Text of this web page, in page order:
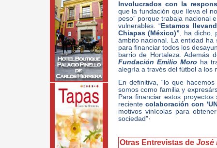
Involucrados con la
que la fundación que lleva el
peso” porque trabaja nacional
vulnerables. “ Estamos
Chiapas (México)”, ha dicho,
ámbito nacional. La entidad
para financiar todos los
barrio de Hortaleza. Además
Fundación Emilio Moro ha
alegría a través del fútbol a los
En definitiva, “lo que
somos como familia y
Para financiar estos
reciente colaboración con
motivos vinícolas para
sociedad”·
Otras Entrevistas de José